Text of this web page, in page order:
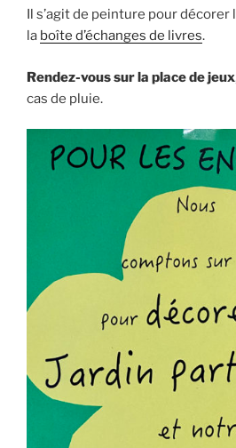
Il s’agit de peinture pour décorer
la boîte d’échanges de livres.
Rendez-vous sur la place de jeux
cas de pluie.